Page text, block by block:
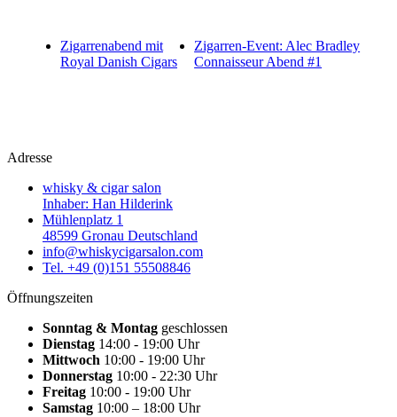
Zigarrenabend mit
Royal Danish Cigars
Zigarren-Event: Alec Bradley
Connaisseur Abend #1
Adresse
whisky & cigar salon
Inhaber: Han Hilderink
Mühlenplatz 1
48599 Gronau Deutschland
info@whiskycigarsalon.com
Tel. +49 (0)151 55508846
Öffnungszeiten
Sonntag & Montag geschlossen
Dienstag 14:00 - 19:00 Uhr
Mittwoch 10:00 - 19:00 Uhr
Donnerstag 10:00 - 22:30 Uhr
Freitag 10:00 - 19:00 Uhr
Samstag 10:00 – 18:00 Uhr